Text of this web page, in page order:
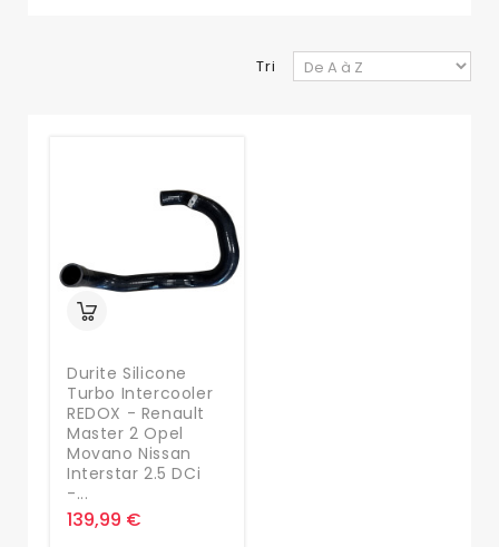
Tri
Durite Silicone
Turbo Intercooler
REDOX - Renault
Master 2 Opel
Movano Nissan
Interstar 2.5 DCi
-...
139,99 €